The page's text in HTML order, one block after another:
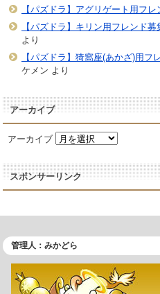
【パズドラ】アグリゲート用フ
【パズドラ】キリン用フレンド
より
【パズドラ】猗窩座(あかざ)用フ
ケメン より
アーカイブ
アーカイブ
スポンサーリンク
管理人：みかどら